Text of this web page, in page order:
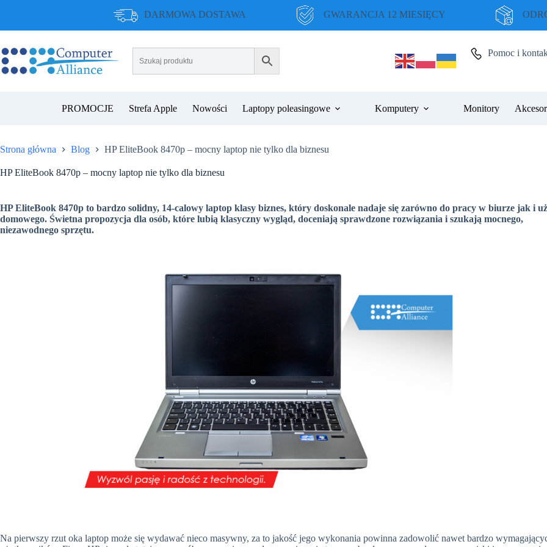
DARMOWA DOSTAWA GWARANCJA 12 MIESIĘCY
Pomoc i
PROMOCJE Strefa Apple Nowości Laptopy poleasingowe Komputery Monitory
Strona główna Blog HP EliteBook 8470p – mocny laptop nie tylko dla biznesu
HP EliteBook 8470p – mocny laptop nie tylko dla biznesu
HP EliteBook 8470p to bardzo solidny, 14-calowy laptop klasy biznes, który doskonale nadaje się zarówno do pracy w biurze jak i
domowego. Świetna propozycja dla osób, które lubią klasyczny wygląd, doceniają sprawdzone rozwiązania i szukają mocnego,
niezawodnego sprzętu.
Na pierwszy rzut oka laptop może się wydawać nieco masywny, za to jakość jego wykonania powinna zadowolić nawet bardzo